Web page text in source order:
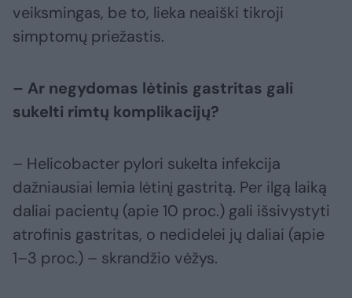
veiksmingas, be to, lieka neaiški tikroji
simptomų priežastis.
– Ar negydomas lėtinis gastritas gali
sukelti rimtų komplikacijų?
– Helicobacter pylori sukelta infekcija
dažniausiai lemia lėtinį gastritą. Per ilgą laiką
daliai pacientų (apie 10 proc.) gali išsivystyti
atrofinis gastritas, o nedidelei jų daliai (apie
1–3 proc.) – skrandžio vėžys.